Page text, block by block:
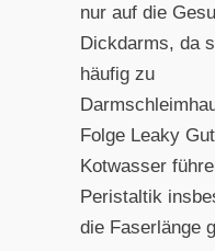
nur auf die
Dickdarms, da
häufig zu
Folge Leaky
Kotwasser
Peristaltik
die Faserlänge